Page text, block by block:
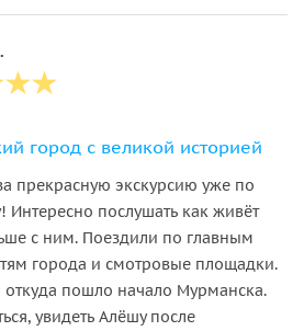
город с великой историей
прекрасную экскурсию уже по
Интересно послушать как живёт
с ним. Поездили по главным
города и смотровые площадки.
откуда пошло начало Мурманска.
увидеть Алёшу после